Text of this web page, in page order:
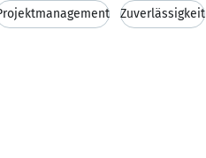
Zuverlässigkeit